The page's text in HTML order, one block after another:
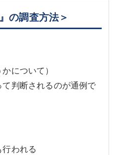
の調査方法＞
について）
判断されるのが通例で
行われる